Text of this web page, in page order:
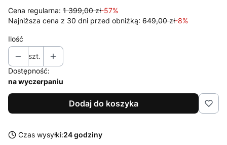
Cena regularna: 1 399,00 zł-57%
Najniższa cena z 30 dni przed obniżką: 649,00 zł-8%
Ilość
szt.
Dostępność:
na wyczerpaniu
Dodaj do koszyka
Czas wysyłki:24 godziny